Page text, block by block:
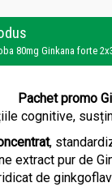
80mg Ginkana forte
Pachet promo
cognitive,
,
extract pur de
de